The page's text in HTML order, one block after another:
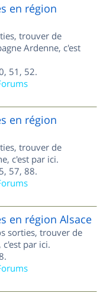
en région
trouver de
Ardenne, c'est
51, 52.
en région
trouver de
c'est par ici.
57, 88.
en région Alsace
sorties, trouver de
par ici.